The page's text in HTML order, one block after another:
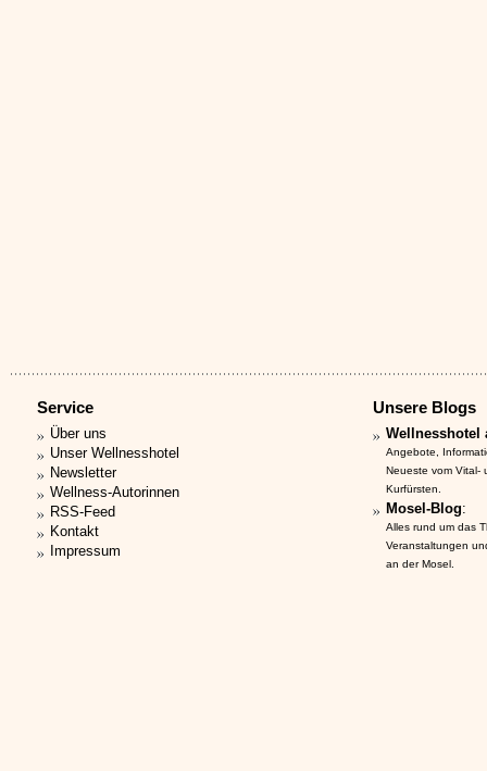
Service
Über uns
Unser Wellnesshotel
Newsletter
Wellness-Autorinnen
RSS-Feed
Kontakt
Impressum
Unsere Blogs
Wellnesshotel
Angebote,
Neueste vom Vital-
Kurfürsten.
Mosel-Blog:
Alles rund um das
Veranstaltungen
an der Mosel.